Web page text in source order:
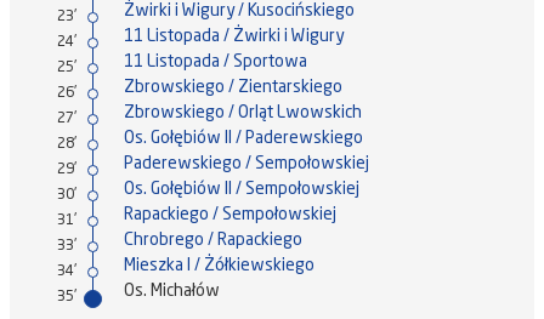
23' Żwirki i Wigury / Kusocińskiego
24' 11 Listopada / Żwirki i Wigury
25' 11 Listopada / Sportowa
26' Zbrowskiego / Zientarskiego
27' Zbrowskiego / Orląt Lwowskich
28' Os. Gołębiów II / Paderewskiego
29' Paderewskiego / Sempołowskiej
30' Os. Gołębiów II / Sempołowskiej
31' Rapackiego / Sempołowskiej
33' Chrobrego / Rapackiego
34' Mieszka I / Żółkiewskiego
35' Os. Michałów